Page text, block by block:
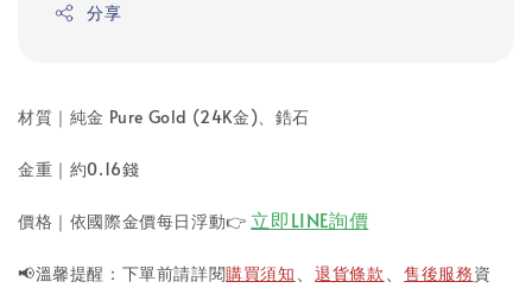
分享
材質｜純金 Pure Gold (24K金)、鋯石
金重｜約0.16錢
價格｜依國際金價每日浮動👉 立即LINE詢價
📢溫馨提醒：下單前請詳閱購買須知 、退貨條款 、售後服務資